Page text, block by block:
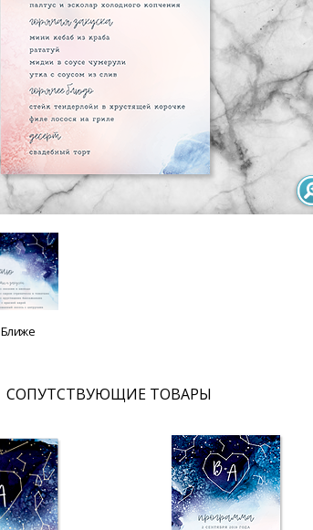
Ближе
CОПУТСТВУЮЩИЕ ТОВАРЫ